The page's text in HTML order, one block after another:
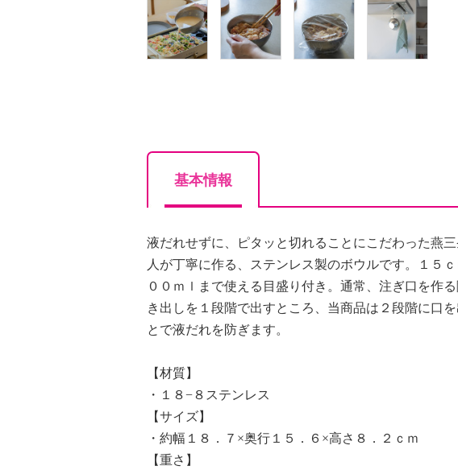
基本情報
液だれせずに、ピタッと切れることにこだわった燕
人が丁寧に作る、ステンレス製のボウルです。１５ｃ
００ｍｌまで使える目盛り付き。通常、注ぎ口を作
き出しを１段階で出すところ、当商品は２段階に口を
とで液だれを防ぎます。
【材質】
・１８−８ステンレス
【サイズ】
・約幅１８．７×奥行１５．６×高さ８．２ｃｍ
【重さ】